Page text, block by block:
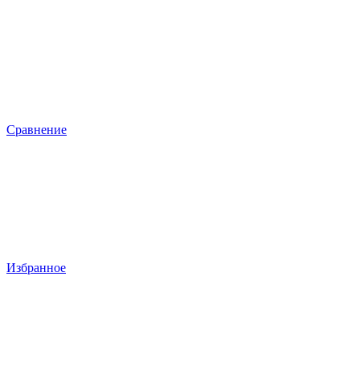
Сравнение
Избранное